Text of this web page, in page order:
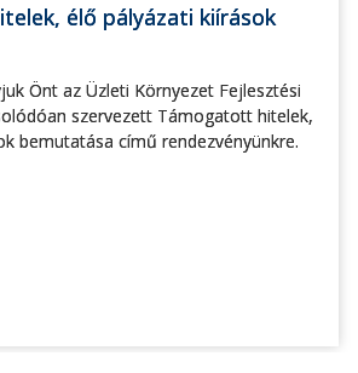
élő pályázati kiírások
Önt az Üzleti Környezet Fejlesztési
szervezett Támogatott hitelek,
bemutatása című rendezvényünkre.